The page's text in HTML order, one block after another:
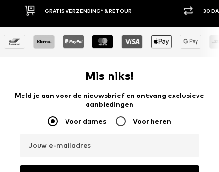
30 DAGEN BEDENKTIJD
Mis niks!
Meld je aan voor de nieuwsbrief en ontvang exclusieve
aanbiedingen
Voor dames Voor heren
Jouw e-mailadres